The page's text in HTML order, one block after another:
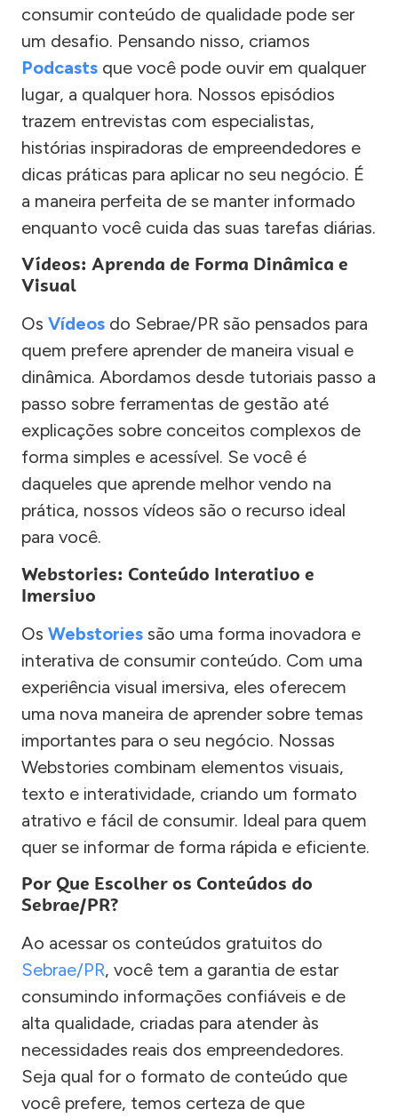
consumir conteúdo de qualidade pode ser
um desafio. Pensando nisso, criamos
Podcasts que você pode ouvir em qualquer
lugar, a qualquer hora. Nossos episódios
trazem entrevistas com especialistas,
histórias inspiradoras de empreendedores e
dicas práticas para aplicar no seu negócio. É
a maneira perfeita de se manter informado
enquanto você cuida das suas tarefas diárias.
Vídeos: Aprenda de Forma Dinâmica e
Visual
Os Vídeos do Sebrae/PR são pensados para
quem prefere aprender de maneira visual e
dinâmica. Abordamos desde tutoriais passo a
passo sobre ferramentas de gestão até
explicações sobre conceitos complexos de
forma simples e acessível. Se você é
daqueles que aprende melhor vendo na
prática, nossos vídeos são o recurso ideal
para você.
Webstories: Conteúdo Interativo e
Imersivo
Os Webstories são uma forma inovadora e
interativa de consumir conteúdo. Com uma
experiência visual imersiva, eles oferecem
uma nova maneira de aprender sobre temas
importantes para o seu negócio. Nossas
Webstories combinam elementos visuais,
texto e interatividade, criando um formato
atrativo e fácil de consumir. Ideal para quem
quer se informar de forma rápida e eficiente.
Por Que Escolher os Conteúdos do
Sebrae/PR?
Ao acessar os conteúdos gratuitos do
Sebrae/PR, você tem a garantia de estar
consumindo informações confiáveis e de
alta qualidade, criadas para atender às
necessidades reais dos empreendedores.
Seja qual for o formato de conteúdo que
você prefere, temos certeza de que